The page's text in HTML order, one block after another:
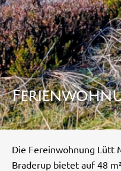
Die Fereinwohnung Lütt
Braderup bietet auf 48